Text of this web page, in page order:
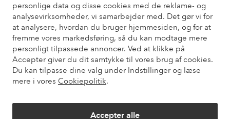
personlige data og disse cookies med de reklame- og
analysevirksomheder, vi samarbejder med. Det gør vi for
at analysere, hvordan du bruger hjemmesiden, og for at
fremme vores markedsføring, så du kan modtage mere
personligt tilpassede annoncer. Ved at klikke på
Accepter giver du dit samtykke til vores brug af cookies.
Du kan tilpasse dine valg under Indstillinger og læse
mere i vores Cookiepolitik.
Accepter alle
Sikre betalinger
Vil du vide mere om vores betalingsmuligheder ?
elpy